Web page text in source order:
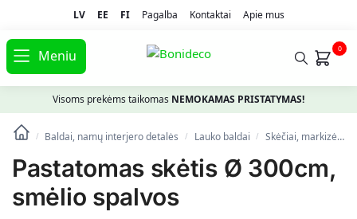
LV EE FI Pagalba Kontaktai Apie mus
Meniu 0
Visoms prekėms taikomas NEMOKAMAS PRISTATYMAS!
/ Baldai, namų interjero detalės / Lauko baldai / Skėčiai, markizės, stovai
Pastatomas skėtis Ø 300cm,
smėlio spalvos